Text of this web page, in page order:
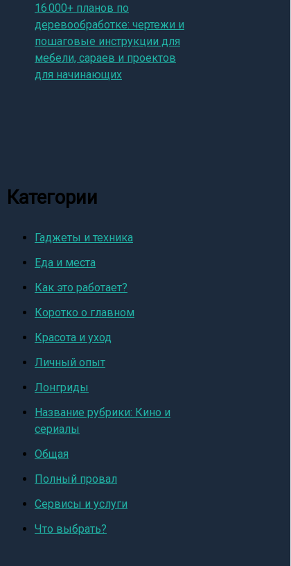
16 000+ планов по
деревообработке: чертежи и
пошаговые инструкции для
мебели, сараев и проектов
для начинающих
Категории
Гаджеты и техника
Еда и места
Как это работает?
Коротко о главном
Красота и уход
Личный опыт
Лонгриды
Название рубрики: Кино и
сериалы
Общая
Полный провал
Сервисы и услуги
Что выбрать?